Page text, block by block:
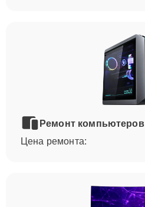
Ремонт компьютеров
Цена ремонта: